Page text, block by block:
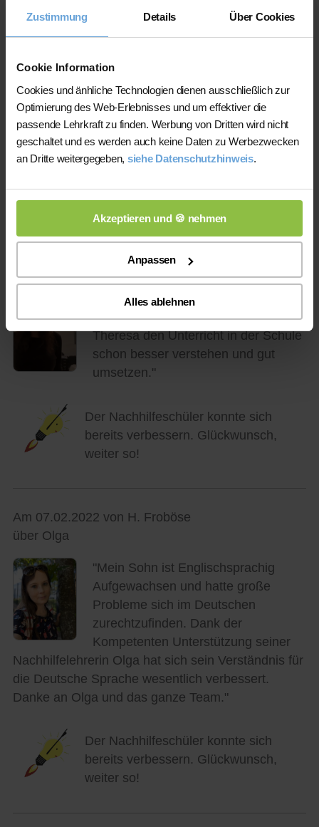
Zustimmung Details Über Cookies
Cookie Information
Cookies und änhliche Technologien dienen ausschließlich zur
Optimierung des Web-Erlebnisses und um effektiver die
passende Lehrkraft zu finden. Werbung von Dritten wird nicht
geschaltet und es werden auch keine Daten zu Werbezwecken
an Dritte weitergegeben, siehe Datenschutzhinweis.
Akzeptieren und 🍪 nehmen
Anpassen
Alles ablehnen
Lehrerin unserem Sohn bei der BWL
Dank an die Lehrerin für das überragende,
persönliche und zeitliche Engagement! Wir
empfehlen das Nachhilfe Team wärmstens weiter!"
Der Nachhilfeschüler konnte sich
bereits verbessern. Glückwunsch,
Am 07.02.2022 von M. Eichler
"Es klappt wunderbar. Unsere
Tochter kann durch die Nachhilfe von
Theresa den Unterricht in der Schule
schon besser verstehen und gut
umsetzen."
Der Nachhilfeschüler konnte sich
bereits verbessern. Glückwunsch,
weiter so!
Am 07.02.2022 von H. Froböse
über Olga
"Mein Sohn ist Englischsprachig
Aufgewachsen und hatte große
Probleme sich im Deutschen
zurechtzufinden. Dank der
Kompetenten Unterstützung seiner
Nachhilfelehrerin Olga hat sich sein Verständnis für
die Deutsche Sprache wesentlich verbessert.
Danke an Olga und das ganze Team."
Der Nachhilfeschüler konnte sich
bereits verbessern. Glückwunsch,
weiter so!